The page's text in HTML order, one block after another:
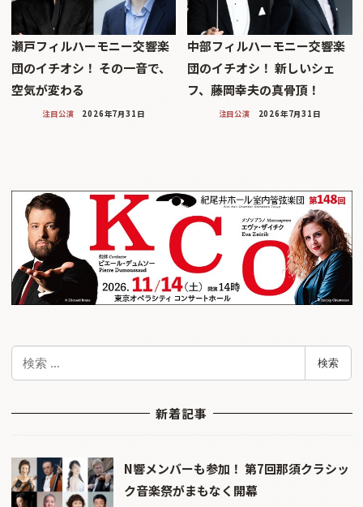
瀬戸フィルハーモニー交響楽
団のイチオシ！ その一音で、
空気が変わる
注目公演 2026年7月31日
中部フィルハーモニー交響楽
団のイチオシ！ 新しいシェ
フ、藤岡幸夫の真骨頂！
注目公演 2026年7月31日
検
検索
新着記事
N響メンバーも参加！ 第7回那須クラシッ
ク音楽祭がまもなく開幕